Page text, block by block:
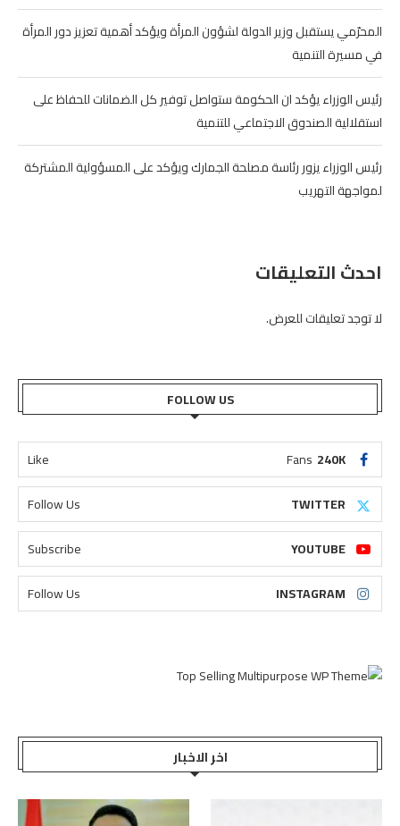
المحرّمي يستقبل وزير الدولة لشؤون المرأة ويؤكد أهمية تعزيز دور المرأة
في مسيرة التنمية
رئيس الوزراء يؤكد ان الحكومة ستواصل توفير كل الضمانات للحفاظ على
استقلالية الصندوق الاجتماعي للتنمية
رئيس الوزراء يزور رئاسة مصلحة الجمارك ويؤكد على المسؤولية المشتركة
لمواجهة التهريب
احدث التعليقات
لا توجد تعليقات للعرض.
FOLLOW US
240K
Fans
Like
TWITTER
Follow Us
YOUTUBE
Subscribe
INSTAGRAM
Follow Us
اخر الاخبار